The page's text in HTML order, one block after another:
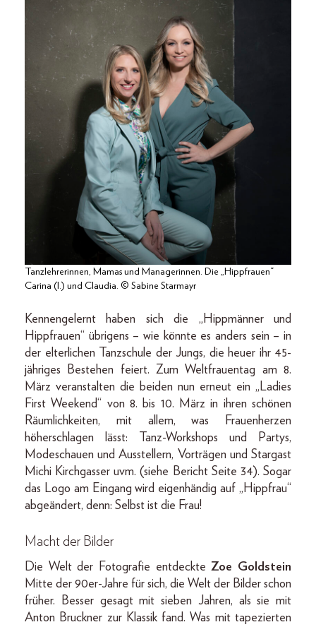
Tanzlehrerinnen, Mamas und Managerinnen. Die „Hippfrauen“
Carina (l.) und Claudia. © Sabine Starmayr
Kennengelernt haben sich die „Hippmänner und
Hippfrauen“ übrigens – wie könnte es anders sein – in
der elterlichen Tanzschule der Jungs, die heuer ihr 45-
jähriges Bestehen feiert. Zum Weltfrauentag am 8.
März veranstalten die beiden nun erneut ein „Ladies
First Weekend“ von 8. bis 10. März in ihren schönen
Räumlichkeiten, mit allem, was Frauenherzen
höherschlagen lässt: Tanz-Workshops und Partys,
Modeschauen und Ausstellern, Vorträgen und Stargast
Michi Kirchgasser uvm. (siehe Bericht Seite 34). Sogar
das Logo am Eingang wird eigenhändig auf „Hippfrau“
abgeändert, denn: Selbst ist die Frau!
Macht der Bilder
Die Welt der Fotografie entdeckteZoe Goldstein
Mitte der 90er-Jahre für sich, die Welt der Bilder schon
früher. Besser gesagt mit sieben Jahren, als sie mit
Anton Bruckner zur Klassik fand. Was mit tapezierten